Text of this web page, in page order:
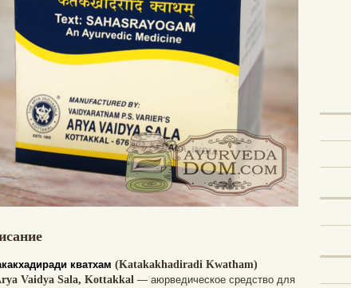
кватхам (Katakakhadiradi Kwatham)
Vaidya Sala, Kottakkal — аюрведическое средство для